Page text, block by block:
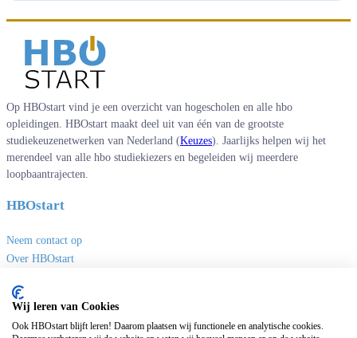
Op HBOstart vind je een overzicht van hogescholen en alle hbo
opleidingen. HBOstart maakt deel uit van één van de grootste
studiekeuzenetwerken van Nederland (Keuzes). Jaarlijks helpen wij het
merendeel van alle hbo studiekiezers en begeleiden wij meerdere
loopbaantrajecten.
HBOstart
Neem contact op
Over HBOstart
Disclaimer en privacy
Handige links
Wij leren van Cookies
Ook HBOstart blijft leren! Daarom plaatsen wij functionele en analytische cookies.